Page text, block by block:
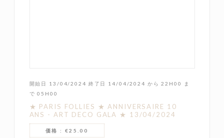
開始日 13/04/2024 終了日 14/04/2024 から 22H00 ま
で 05H00
★ PARIS FOLLIES ★ ANNIVERSAIRE 10
ANS - ART DECO GALA ★ 13/04/2024
価格 : €25.00